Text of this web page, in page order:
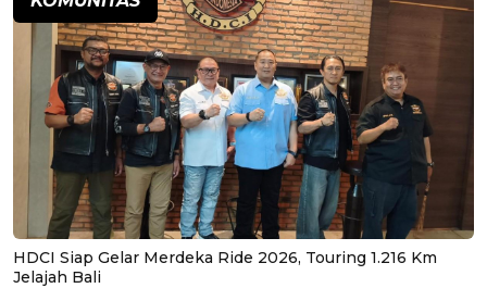
HDCI Siap Gelar Merdeka Ride 2026, Touring 1.216 Km
Jelajah Bali